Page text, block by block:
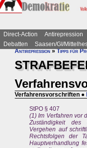
Direct-Action Antirepression
Debatten
Saasen/GI/
Antirepression»Tipps für
Verfahrensvorschriften ●
StPO § 407
(1) Im Verfahren vor
Zuständigkeit des
Vergehen auf
Rechtsfolgen der
Hauptverhandlung